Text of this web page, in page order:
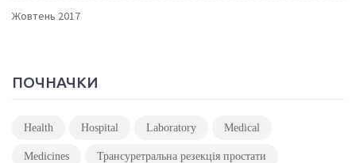
Жовтень 2017
ПОЧНАЧКИ
Health Hospital Laboratory Medical
Medicines Трансуретральна резекція простати